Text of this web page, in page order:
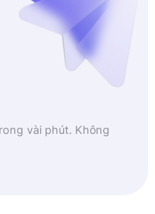
vài phút. Không